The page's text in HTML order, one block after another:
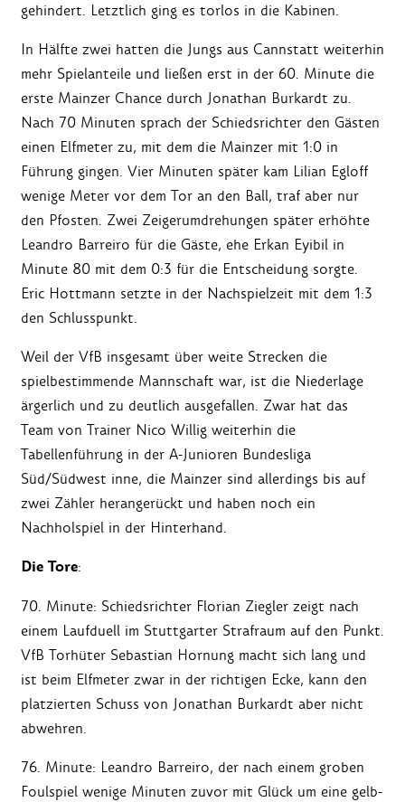
gehindert. Letztlich ging es torlos in die Kabinen.
In Hälfte zwei hatten die Jungs aus Cannstatt weiterhin
mehr Spielanteile und ließen erst in der 60. Minute die
erste Mainzer Chance durch Jonathan Burkardt zu.
Nach 70 Minuten sprach der Schiedsrichter den Gästen
einen Elfmeter zu, mit dem die Mainzer mit 1:0 in
Führung gingen. Vier Minuten später kam Lilian Egloff
wenige Meter vor dem Tor an den Ball, traf aber nur
den Pfosten. Zwei Zeigerumdrehungen später erhöhte
Leandro Barreiro für die Gäste, ehe Erkan Eyibil in
Minute 80 mit dem 0:3 für die Entscheidung sorgte.
Eric Hottmann setzte in der Nachspielzeit mit dem 1:3
den Schlusspunkt.
Weil der VfB insgesamt über weite Strecken die
spielbestimmende Mannschaft war, ist die Niederlage
ärgerlich und zu deutlich ausgefallen. Zwar hat das
Team von Trainer Nico Willig weiterhin die
Tabellenführung in der A-Junioren Bundesliga
Süd/Südwest inne, die Mainzer sind allerdings bis auf
zwei Zähler herangerückt und haben noch ein
Nachholspiel in der Hinterhand.
Die Tore:
70. Minute: Schiedsrichter Florian Ziegler zeigt nach
einem Laufduell im Stuttgarter Strafraum auf den Punkt.
VfB Torhüter Sebastian Hornung macht sich lang und
ist beim Elfmeter zwar in der richtigen Ecke, kann den
platzierten Schuss von Jonathan Burkardt aber nicht
abwehren.
76. Minute: Leandro Barreiro, der nach einem groben
Foulspiel wenige Minuten zuvor mit Glück um eine gelb-